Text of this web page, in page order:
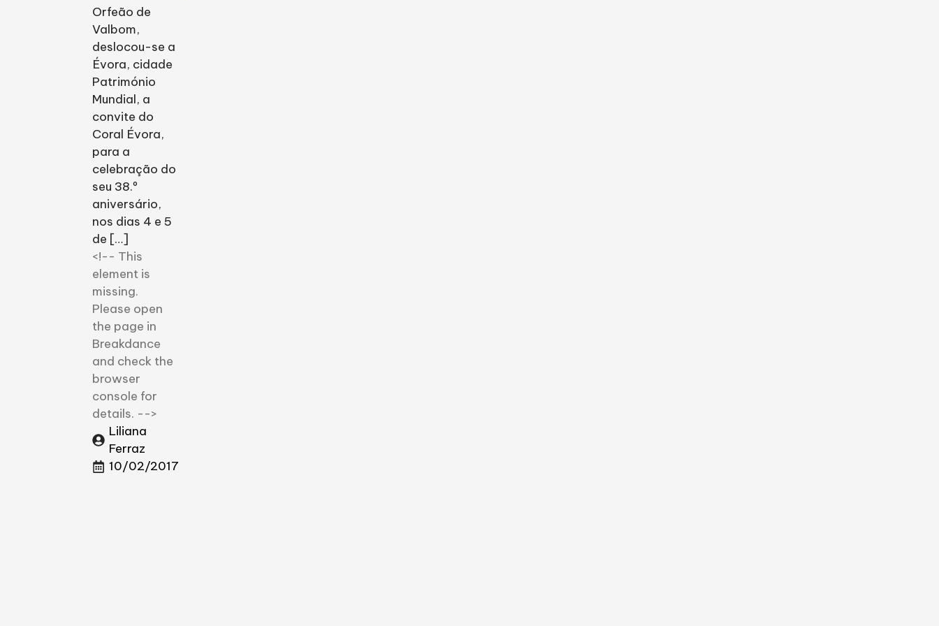
Orfeão de
Valbom,
deslocou-se a
Évora, cidade
Património
Mundial, a
convite do
Coral Évora,
para a
celebração do
seu 38.º
aniversário,
nos dias 4 e 5
de […]
<!-- This
element is
missing.
Please open
the page in
Breakdance
and check the
browser
console for
details. -->
Liliana
Ferraz
10/02/2017